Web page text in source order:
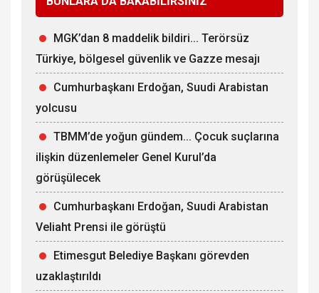
MGK’dan 8 maddelik bildiri... Terörsüz
Türkiye, bölgesel güvenlik ve Gazze mesajı
Cumhurbaşkanı Erdoğan, Suudi Arabistan
yolcusu
TBMM’de yoğun gündem... Çocuk suçlarına
ilişkin düzenlemeler Genel Kurul’da
görüşülecek
Cumhurbaşkanı Erdoğan, Suudi Arabistan
Veliaht Prensi ile görüştü
Etimesgut Belediye Başkanı görevden
uzaklaştırıldı